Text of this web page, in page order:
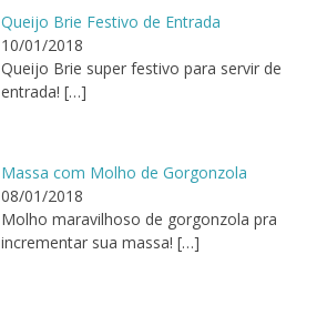
Queijo Brie Festivo de Entrada
10/01/2018
Queijo Brie super festivo para servir de
entrada! […]
Massa com Molho de Gorgonzola
08/01/2018
Molho maravilhoso de gorgonzola pra
incrementar sua massa! […]